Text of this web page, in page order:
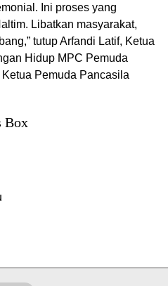
Ini proses yang
Libatkan masyarakat,
tutup Arfandi Latif, Ketua
Hidup MPC Pemuda
Pemuda Pancasila
Box